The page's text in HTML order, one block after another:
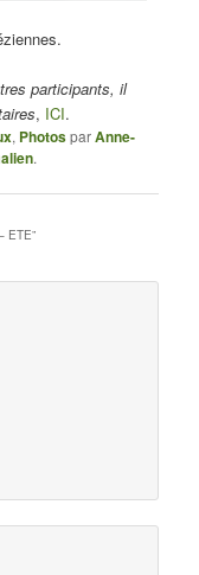
participants, il
, ICI.
, PhotosparAnne-
.
ETE”